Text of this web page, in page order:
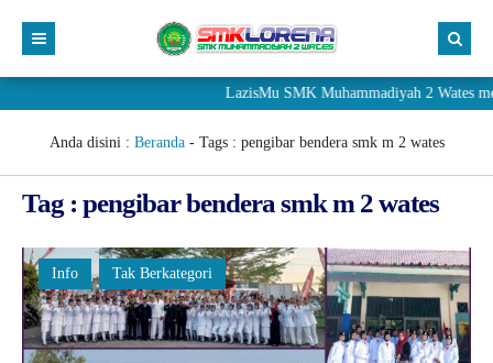
LazisMu SMK Muhammadiyah 2 Wates
Anda disini : Beranda- Tags : pengibar bendera smk m 2 wates
Tag : pengibar bendera smk m 2 wates
Info Tak Berkategori